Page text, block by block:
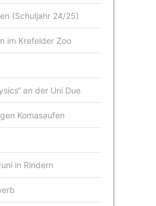
(Schuljahr 24/25)
im Krefelder Zoo
an der Uni Due
Komasaufen
in Rindern